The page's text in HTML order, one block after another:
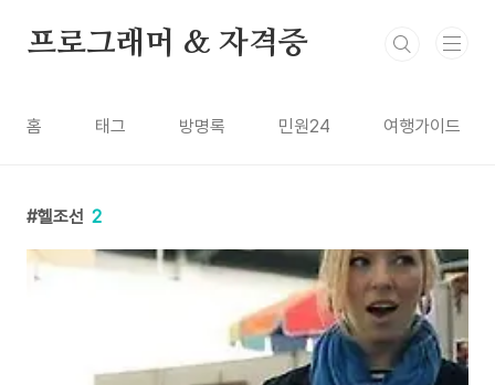
프로그래머 & 자격증
홈 태그 방명록 민원24 여행가이드
헬조선 2